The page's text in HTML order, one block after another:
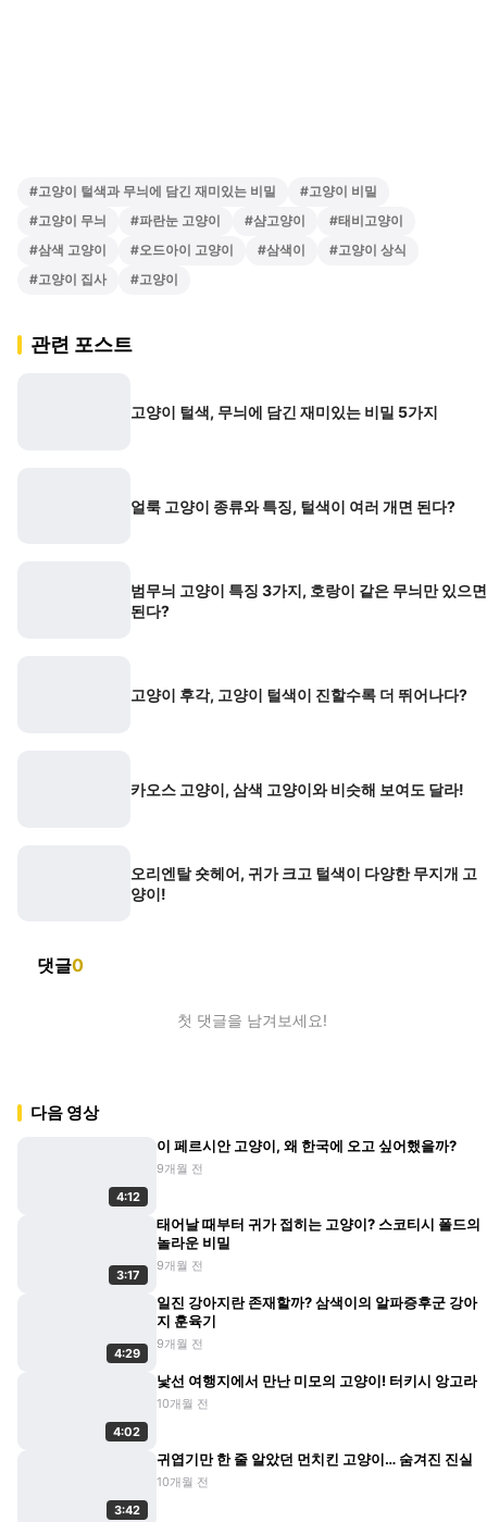
#고양이 털색과 무늬에 담긴 재미있는 비밀 #고양이 비밀
#고양이 무늬 #파란눈 고양이 #샴고양이 #태비고양이
#삼색 고양이 #오드아이 고양이 #삼색이 #고양이 상식
#고양이 집사 #고양이
관련 포스트
고양이 털색, 무늬에 담긴 재미있는 비밀 5가지
얼룩 고양이 종류와 특징, 털색이 여러 개면 된다?
범무늬 고양이 특징 3가지, 호랑이 같은 무늬만 있으면
된다?
고양이 후각, 고양이 털색이 진할수록 더 뛰어나다?
카오스 고양이, 삼색 고양이와 비슷해 보여도 달라!
오리엔탈 숏헤어, 귀가 크고 털색이 다양한 무지개 고
양이!
댓글0
첫 댓글을 남겨보세요!
다음 영상
4:12
이 페르시안 고양이, 왜 한국에 오고 싶어했을까?
9개월 전
3:17
태어날 때부터 귀가 접히는 고양이? 스코티시 폴드의
놀라운 비밀
9개월 전
4:29
일진 강아지란 존재할까? 삼색이의 알파증후군 강아
지 훈육기
9개월 전
4:02
낯선 여행지에서 만난 미모의 고양이! 터키시 앙고라
10개월 전
3:42
귀엽기만 한 줄 알았던 먼치킨 고양이… 숨겨진 진실
10개월 전